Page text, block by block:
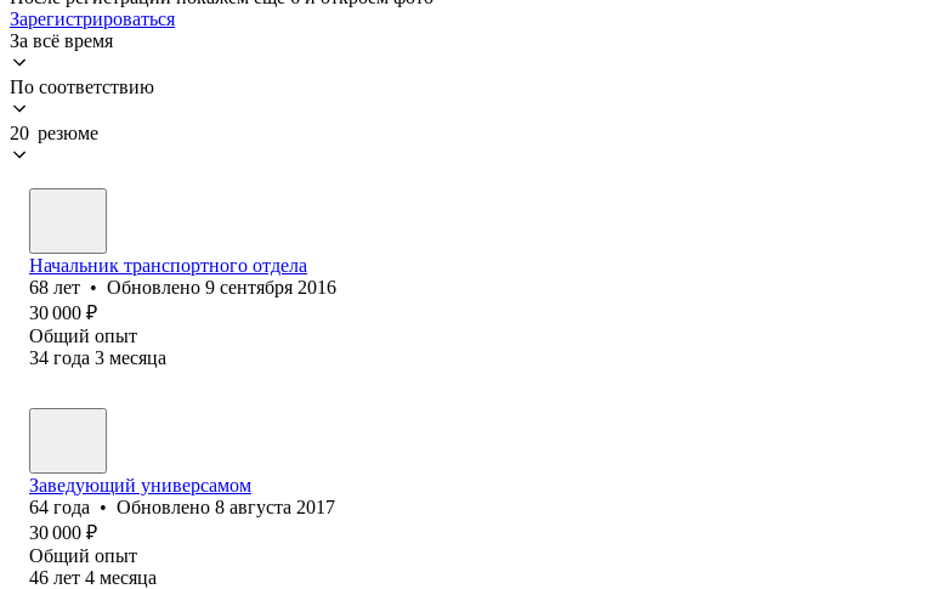
Зарегистрироваться
За всё время
По соответствию
20 резюме
Начальник транспортного отдела
68 лет • Обновлено 9 сентября 2016
30 000 ₽
Общий опыт
34 года 3 месяца
Заведующий универсамом
64 года • Обновлено 8 августа 2017
30 000 ₽
Общий опыт
46 лет 4 месяца